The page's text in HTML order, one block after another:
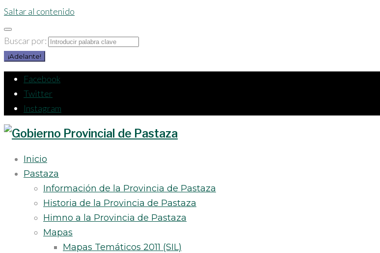
Saltar al contenido
Buscar por:
¡Adelante!
Facebook
Twitter
Instagram
Inicio
Pastaza
Información de la Provincia de Pastaza
Historia de la Provincia de Pastaza
Himno a la Provincia de Pastaza
Mapas
Mapas Temáticos 2011 (SIL)